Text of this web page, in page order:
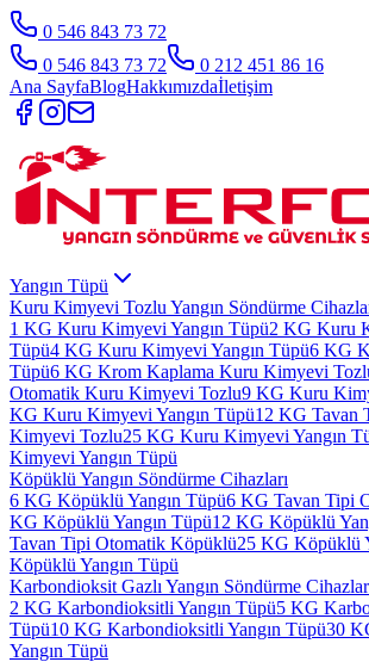
0 546 843 73 72
0 546 843 73 72
0 212 451 86 16
Ana SayfaBlogHakkımızdaİletişim
Yangın Tüpü
Kuru Kimyevi Tozlu Yangın Söndürme
1 KG Kuru Kimyevi Yangın Tüpü2 KG Kuru
Tüpü4 KG Kuru Kimyevi Yangın Tüpü6 KG
Tüpü6 KG Krom Kaplama Kuru Kimyevi
Otomatik Kuru Kimyevi Tozlu9 KG Kuru
KG Kuru Kimyevi Yangın Tüpü12 KG Tavan
Kimyevi Tozlu25 KG Kuru Kimyevi Yangın
Kimyevi Yangın Tüpü
Köpüklü Yangın Söndürme Cihazları
6 KG Köpüklü Yangın Tüpü6 KG Tavan Tipi
KG Köpüklü Yangın Tüpü12 KG Köpüklü
Tavan Tipi Otomatik Köpüklü25 KG Köpüklü
Köpüklü Yangın Tüpü
Karbondioksit Gazlı Yangın Söndürme
2 KG Karbondioksitli Yangın Tüpü5 KG
Tüpü10 KG Karbondioksitli Yangın Tüpü30
Yangın Tüpü